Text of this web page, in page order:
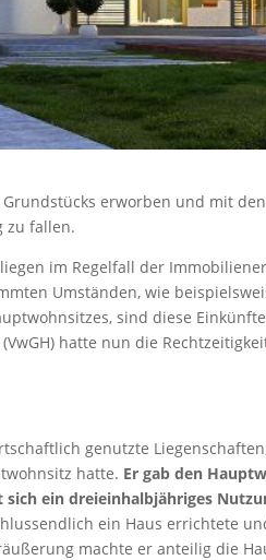
erworben und mit
zu fallen.
im Regelfall der
Umständen, wie
sind diese
hatte nun die
genutzte
hatte. Er gab den
ein dreieinhalbjähriges
ein Haus errichtete
machte er anteilig die